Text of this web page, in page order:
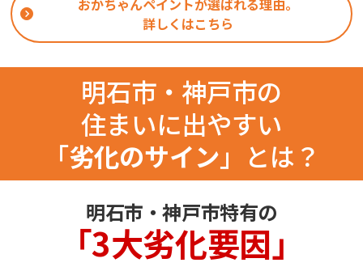
詳しくはこちら
明石市・神戸市の
住まいに出やすい
「劣化のサイン 」とは？
明石市・神戸市特有の
「3大劣化要因」